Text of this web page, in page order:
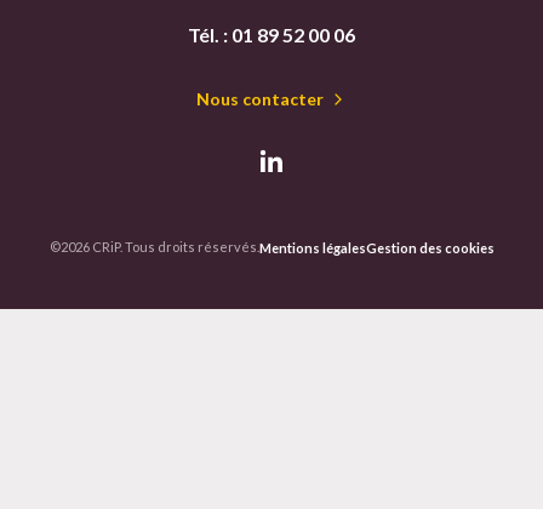
Tél. : 01 89 52 00 06
Nous contacter
©2026 CRiP. Tous droits réservés.Mentions légalesGestion des cookies